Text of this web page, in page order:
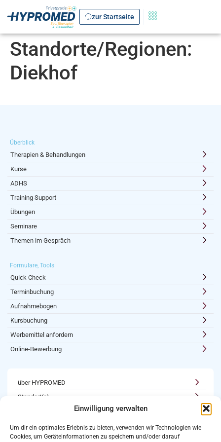
Einwilligung verwalten
Um dir ein optimales Erlebnis zu bieten, verwenden wir Technologien wie
Cookies, um Geräteinformationen zu speichern und/oder darauf
zur Startseite
Standorte/Regionen:
Diekhof
Überblick
Therapien & Behandlungen
Kurse
ADHS
Training Support
Übungen
Seminare
Themen im Gespräch
Formulare, Tools
Quick Check
Terminbuchung
Aufnahmebogen
Kursbuchung
Werbemittel anfordern
Online-Bewerbung
über HYPROMED
Standort(e)
Karriere
Newsletter